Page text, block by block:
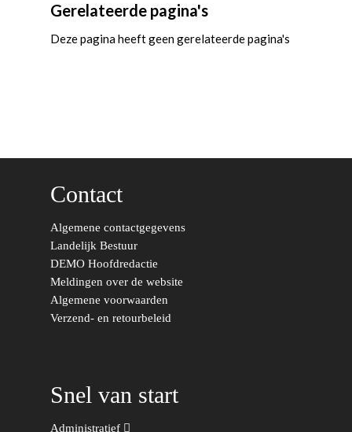
Gerelateerde pagina's
Deze pagina heeft geen gerelateerde pagina's
Contact
Algemene contactgegevens
Landelijk Bestuur
DEMO Hoofdredactie
Meldingen over de website
Algemene voorwaarden
Verzend- en retourbeleid
Snel van start
Administratief
Duurzaamheid
Vrienden van de Jonge
Fryslân
Rotterdam-Zeeland